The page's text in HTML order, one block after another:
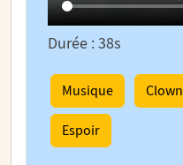
Durée : 38s
Musique Clown
Espoir